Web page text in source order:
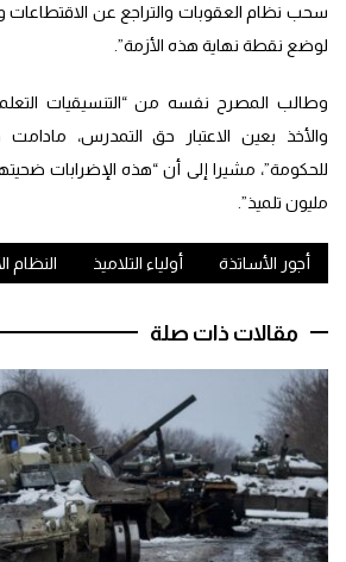
سحب نظام العقوبات والتراجع عن
لوضع نقطة نهاية هذه الأزمة”.
وطالب المصرح نفسه من “التنسيقيات
والأخذ بعين الاعتبار حق التمدرس،
مليون تلميذ”.
أجور الأساتذة أولياء التلاميذ النظام
مقالات ذات صلة